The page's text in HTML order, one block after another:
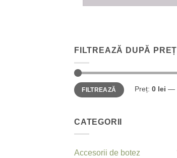
FILTREAZĂ DUPĂ PREȚ
Preț
minim
Preț
maxim
FILTREAZĂ Preț: 0 lei —
CATEGORII
Accesorii de botez